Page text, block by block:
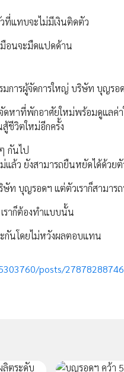
ที่แทบจะไม่มีเงินติดตัว
มือนจะมืดแปดด้าน
มการผู้จัดการใหญ่ บริษัท บุญร
ดหาที่พักอาศัยใหม่พร้อมดูแล
ชีวิตใหม่อีกครั้ง
กันไป
ล้ว ยังสามารถยืนหยัดได้ด้วยตั
ท บุญรอดฯ แต่ตัวเราก็สามาร
ราก็ต้องทำแบบนั้น
กันโดยไม่หวังผลตอบแทน
posts/